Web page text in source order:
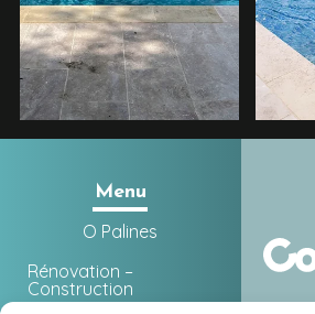
Menu
O Palines
Rénovation –
Construction